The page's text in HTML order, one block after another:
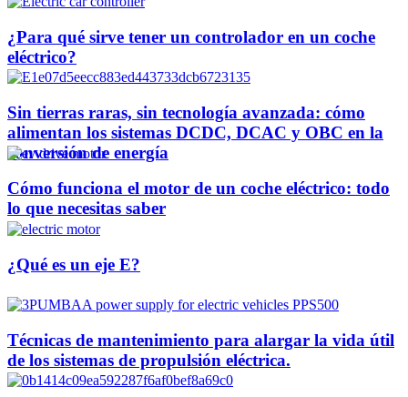
¿Para qué sirve tener un controlador en un coche
eléctrico?
Sin tierras raras, sin tecnología avanzada: cómo
alimentan los sistemas DCDC, DCAC y OBC en la
conversión de energía
Cómo funciona el motor de un coche eléctrico: todo
lo que necesitas saber
¿Qué es un eje E?
Técnicas de mantenimiento para alargar la vida útil
de los sistemas de propulsión eléctrica.